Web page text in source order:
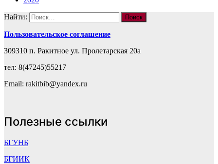
Найти:
Пользовательское соглашение
309310 п. Ракитное ул. Пролетарская 20а
тел: 8(47245)55217
Email: rakitbib@yandex.ru
Полезные ссылки
БГУНБ
БГИИК